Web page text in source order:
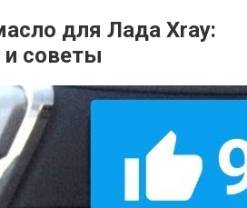
для Лада Xray:
советы